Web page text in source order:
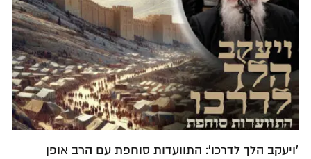
'ויעקב הלך לדרכו': התוועדות סוחפת עם הרב אופן